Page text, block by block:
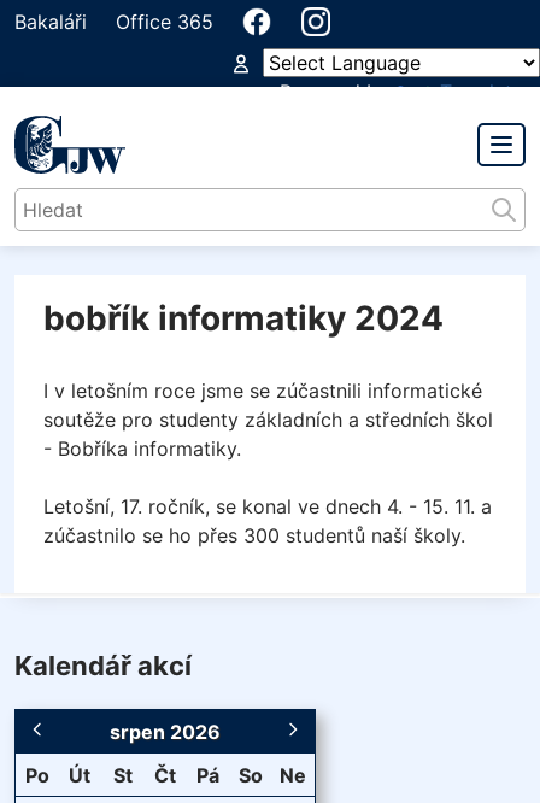
Bakaláři Office 365
Powered by
Translate
bobřík informatiky 2024
I v letošním roce jsme se zúčastnili informatické
soutěže pro studenty základních a středních škol
- Bobříka informatiky.
Letošní, 17. ročník, se konal ve dnech 4. - 15. 11. a
zúčastnilo se ho přes 300 studentů naší školy.
Kalendář akcí
srpen 2026
Po
Út St Čt Pá So
Ne